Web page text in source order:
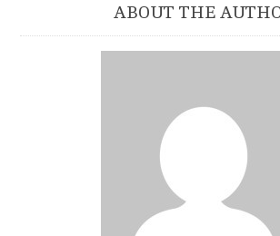
ABOUT THE